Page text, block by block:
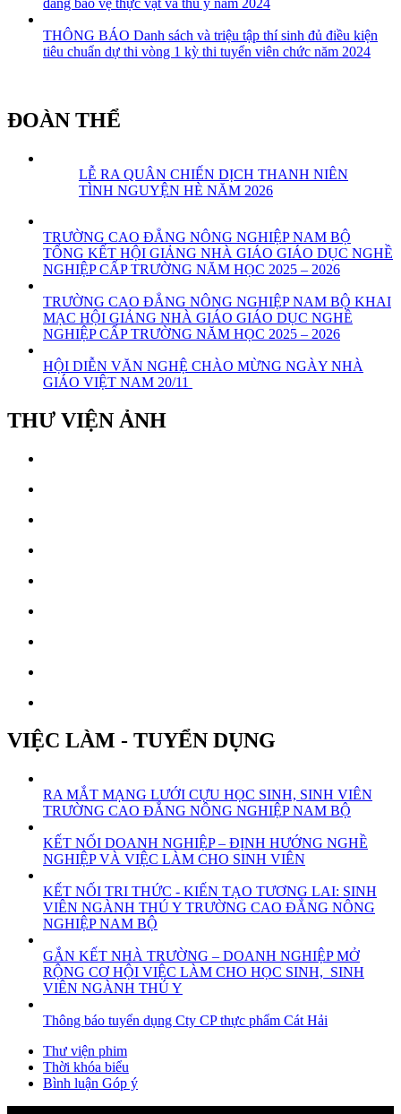
đẳng bảo vệ thực vật và thú y năm 2024
THÔNG BÁO Danh sách và triệu tập thí sinh đủ điều kiện
tiêu chuẩn dự thi vòng 1 kỳ thi tuyển viên chức năm 2024
ĐOÀN THỂ
LỄ RA QUÂN CHIẾN DỊCH THANH NIÊN
TÌNH NGUYỆN HÈ NĂM 2026
TRƯỜNG CAO ĐẲNG NÔNG NGHIỆP NAM BỘ
TỔNG KẾT HỘI GIẢNG NHÀ GIÁO GIÁO DỤC NGHỀ
NGHIỆP CẤP TRƯỜNG NĂM HỌC 2025 – 2026
TRƯỜNG CAO ĐẲNG NÔNG NGHIỆP NAM BỘ KHAI
MẠC HỘI GIẢNG NHÀ GIÁO GIÁO DỤC NGHỀ
NGHIỆP CẤP TRƯỜNG NĂM HỌC 2025 – 2026
HỘI DIỄN VĂN NGHỆ CHÀO MỪNG NGÀY NHÀ
GIÁO VIỆT NAM 20/11
THƯ VIỆN ẢNH
VIỆC LÀM - TUYỂN DỤNG
RA MẮT MẠNG LƯỚI CỰU HỌC SINH, SINH VIÊN
TRƯỜNG CAO ĐẲNG NÔNG NGHIỆP NAM BỘ
KẾT NỐI DOANH NGHIỆP – ĐỊNH HƯỚNG NGHỀ
NGHIỆP VÀ VIỆC LÀM CHO SINH VIÊN
KẾT NỐI TRI THỨC - KIẾN TẠO TƯƠNG LAI: SINH
VIÊN NGÀNH THÚ Y TRƯỜNG CAO ĐẲNG NÔNG
NGHIỆP NAM BỘ
GẮN KẾT NHÀ TRƯỜNG – DOANH NGHIỆP MỞ
RỘNG CƠ HỘI VIỆC LÀM CHO HỌC SINH, SINH
VIÊN NGÀNH THÚ Y
Thông báo tuyển dụng Cty CP thực phẩm Cát Hải
Thư viện phim
Thời khóa biểu
Bình luận Góp ý